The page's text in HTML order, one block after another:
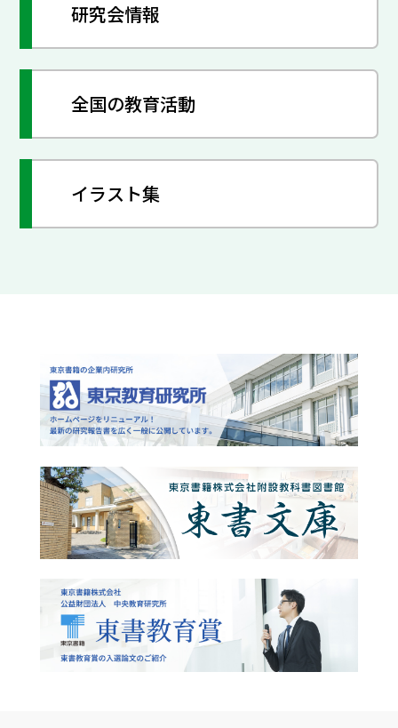
研究会情報
全国の教育活動
イラスト集